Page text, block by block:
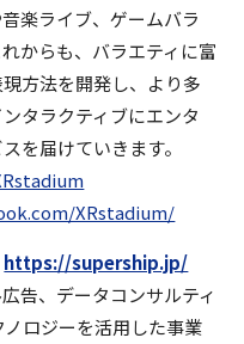
楽ライブ、ゲームバラ
からも、バラエティに富
方法を開発し、より多
タラクティブにエンタ
を届けていきます。
XRstadium/
https://supership.jp/
告、データコンサルティ
ロジーを活用した事業